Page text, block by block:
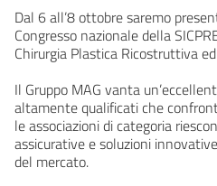
Dal 6 all’8 ottobre saremo
Congresso nazionale della
Chirurgia Plastica Ricostruttiva
Il Gruppo MAG vanta
altamente qualificati che
le associazioni di categoria
assicurative e soluzioni
del mercato.